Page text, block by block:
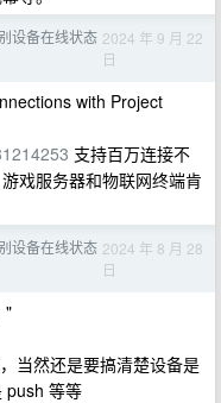
设备在线状态 2024 年 9 月 22
日
with Project
支持百万连接不
戏服务器和物联网终端肯
设备在线状态 2024 年 8 月 28
日
"
当然还是要搞清楚设备是
push 等等